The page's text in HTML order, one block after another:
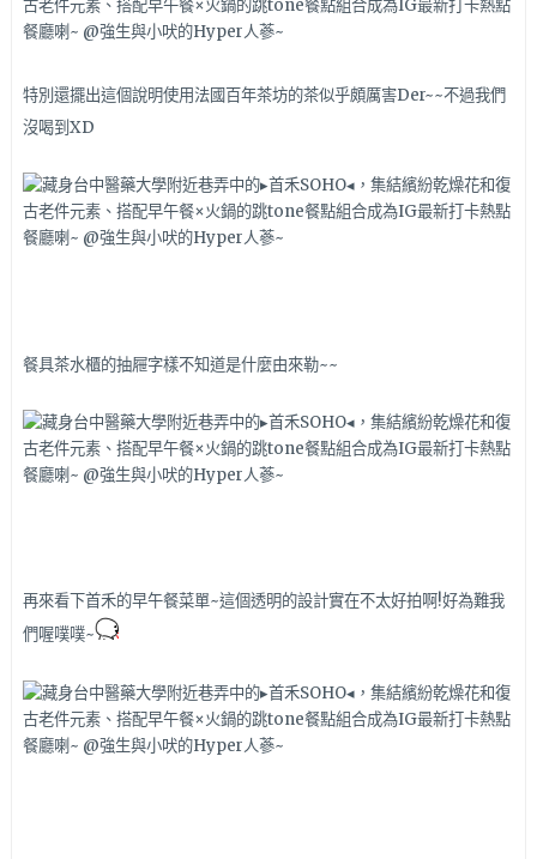
特別還擺出這個說明使用法國百年茶坊的茶似乎頗厲害Der~~不過我們
沒喝到XD
餐具茶水櫃的抽屜字樣不知道是什麼由來勒~~
再來看下首禾的早午餐菜單~這個透明的設計實在不太好拍啊!好為難我
們喔噗噗~